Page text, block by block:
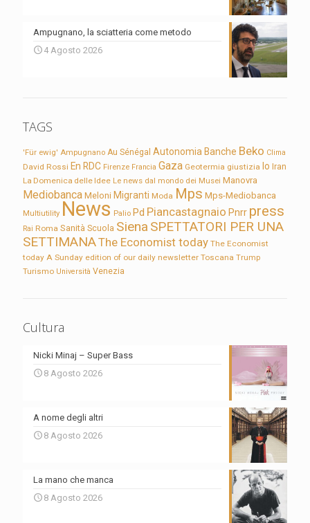
Ampugnano, la sciatteria come metodo
4 Agosto 2026
TAGS
'Für ewig' Ampugnano Au Sénégal Autonomia Banche Beko Clima
David Rossi En RDC Firenze Francia Gaza Geotermia giustizia Io Iran
La Domenica delle Idee Le news dal mondo dei Musei Manovra
Mediobanca Meloni Migranti Moda Mps Mps-Mediobanca
Multiutility News Palio Pd Piancastagnaio Pnrr press
Rai Roma Sanità Scuola Siena SPETTATORI PER UNA
SETTIMANAThe Economist today The Economist
today A Sunday edition of our daily newsletter Toscana Trump
Turismo Università Venezia
Cultura
Nicki Minaj – Super Bass
8 Agosto 2026
A nome degli altri
8 Agosto 2026
La mano che manca
8 Agosto 2026